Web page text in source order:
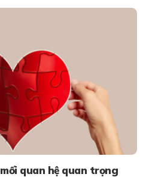
quan hệ quan trọng